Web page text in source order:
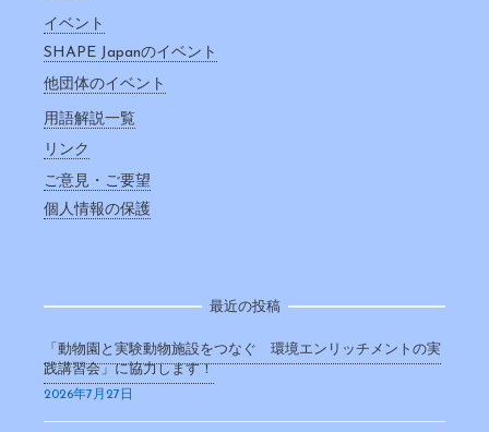
イベント
SHAPE Japanのイベント
他団体のイベント
用語解説一覧
リンク
ご意見・ご要望
個人情報の保護
最近の投稿
「動物園と実験動物施設をつなぐ 環境エンリッチメントの実
践講習会」に協力します！
2026年7月27日